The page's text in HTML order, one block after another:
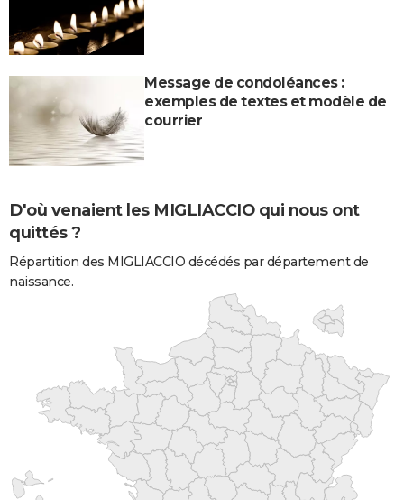
Message de condoléances :
exemples de textes et modèle de
courrier
D'où venaient les MIGLIACCIO qui nous ont
quittés ?
Répartition des MIGLIACCIO décédés par département de
naissance.